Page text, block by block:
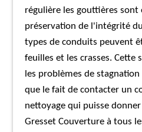
régulière les gouttières sont
préservation de l'intégrité
types de conduits peuvent
feuilles et les crasses.
les problèmes de
que le fait de contacter un
nettoyage qui puisse
Gresset Couverture à tous